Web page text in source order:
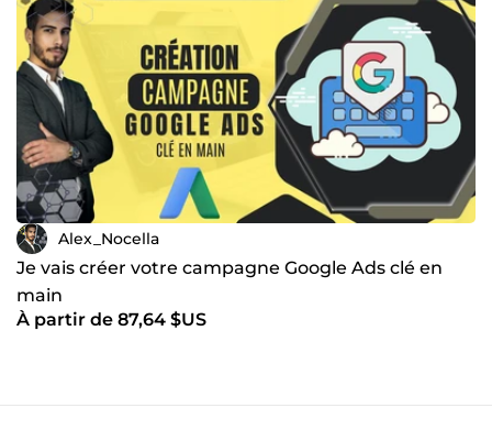
Alex_Nocella
Je vais créer votre campagne Google Ads clé en
main
À partir de 87,64 $US